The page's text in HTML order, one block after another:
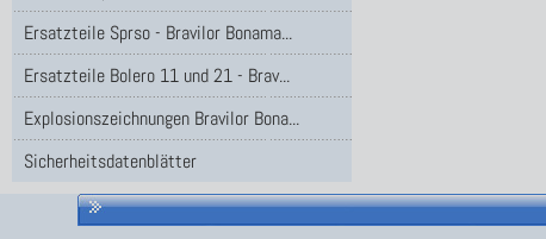
Ersatzteile Sprso - Bravilor Bonama...
Ersatzteile Bolero 11 und 21 - Brav...
Explosionszeichnungen Bravilor Bona...
Sicherheitsdatenblätter